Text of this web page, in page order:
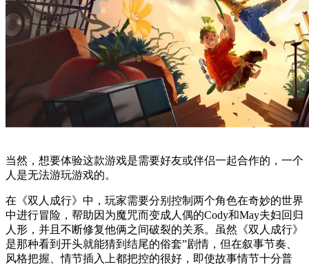
当然，想要体验这款游戏是需要好友或伴侣一起合作的，一个
人是无法游玩游戏的。
在《双人成行》中，玩家需要分别控制两个角色在奇妙的世界
中进行冒险，帮助因为魔咒而变成人偶的Cody和May夫妇回归
人形，并且不断修复他俩之间破裂的关系。虽然《双人成行》
是那种看到开头就能猜到结尾的俗套”剧情，但在叙事节奏、
风格把握、情节插入上都把控的很好，即使故事情节十分普